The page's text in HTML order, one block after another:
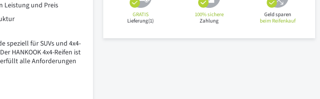
Leistung und Preis
speziell für SUVs und 4x4-
HANKOOK 4x4-Reifen ist
alle Anforderungen
GRATIS
Lieferung(1)
100% sichere
Zahlung
Geld sparen
beim Reifenkauf